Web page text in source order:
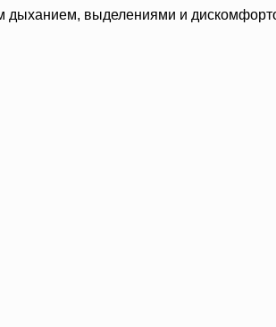
дыханием, выделениями и